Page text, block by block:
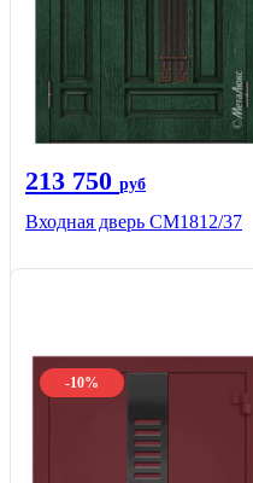
213 750 руб
Входная дверь СМ1812/37
-10%